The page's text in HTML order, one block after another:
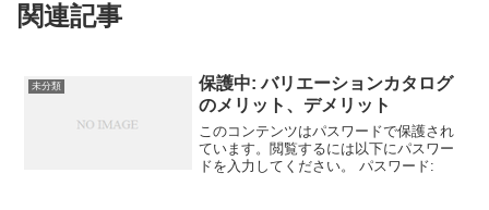
関連記事
未分類
保護中: バリエーションカタログ
のメリット、デメリット
このコンテンツはパスワードで保護され
ています。閲覧するには以下にパスワー
ドを入力してください。 パスワード: